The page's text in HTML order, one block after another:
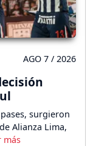
AGO 7 / 2026
surgieron
Alianza Lima,